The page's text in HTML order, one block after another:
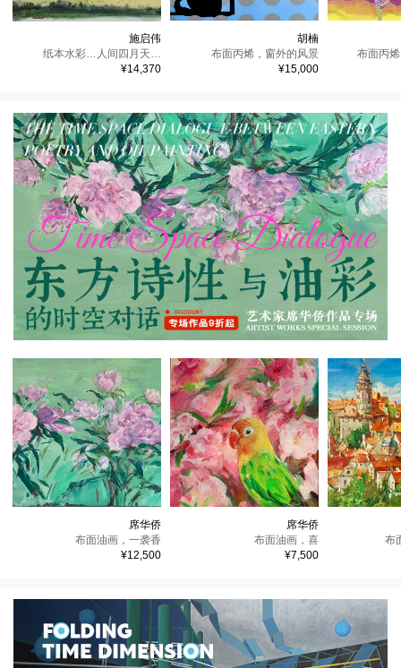
施启伟
人间四月天－太湖
纸本水彩 ，
¥14,370
胡楠
窗外的风景
布面丙烯，
¥15,000
布面丙
席华侨
一袭香
布面油画，
¥12,500
席华侨
喜
布面油画，
¥7,500
布